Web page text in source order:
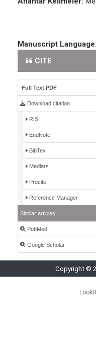
Manuscript Language:
CITE
Full Text PDF
Download citation
RIS
EndNote
BibTex
Medlars
Procite
Reference Manager
Similar articles
PubMed
Google Scholar
Copyright ©